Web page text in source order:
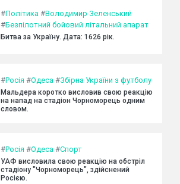
#Політика #Володимир Зеленський
#Безпілотний бойовий літальний апарат
Битва за Україну. Дата: 1626 рік.
#Росія #Одеса #Збірна України з футболу
Мальдера коротко висловив свою реакцію
на напад на стадіон Чорноморець одним
словом.
#Росія #Одеса #Спорт
УАФ висловила свою реакцію на обстріл
стадіону "Чорноморець", здійснений
Росією.